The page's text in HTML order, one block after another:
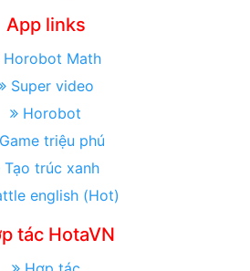
App links
Horobot Math
Super video
Horobot
Game triệu phú
Tạo trúc xanh
english (Hot)
tác HotaVN